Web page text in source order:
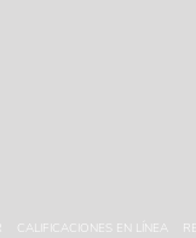
CALIFICACIONES EN LÍNEA